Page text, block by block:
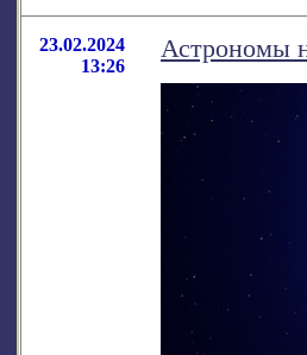
23.02.2024
13:26
Астрономы